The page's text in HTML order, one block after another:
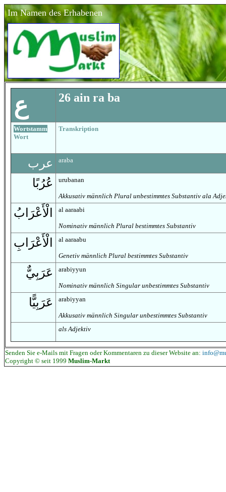
Im Namen des Erhabenen
ع 26 ain ra ba
Wortstamm
Wort
Transkription
عرب araba
عُرُبًا urubanan
Akkusativ männlich Plural unbestimmtes Substantiv ala
الْأَعْرَابُ al aaraabi
Nominativ männlich Plural bestimmtes Substantiv
الْأَعْرَابِ al aaraabu
Genetiv männlich Plural bestimmtes Substantiv
عَرَبِيٌّ arabiyyun
Nominativ männlich Singular unbestimmtes Substantiv
عَرَبِيًّا arabiyyan
Akkusativ männlich Singular unbestimmtes Substantiv
als Adjektiv
Senden Sie e-Mails mit Fragen oder Kommentaren zu dieser Website an:
Copyright © seit 1999 Muslim-Markt